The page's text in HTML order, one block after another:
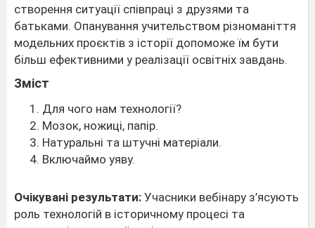
створення ситуації співпраці з друзями та
батьками. Опанування учительством різноманіття
модельних проєктів з історії допоможе їм бути
більш ефективними у реалізації освітніх завдань.
Зміст
Для чого нам технології?
Мозок, ножиці, папір.
Натуральні та штучні матеріали.
Включаймо уяву.
Очікувані результати: Учасники вебінару з’ясують
роль технологій в історичному процесі та